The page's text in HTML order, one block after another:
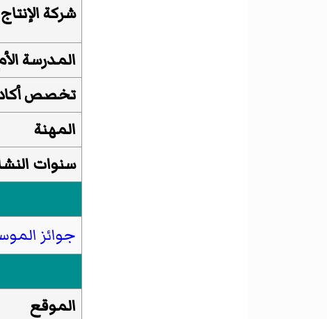
شركة الإنتاج
المدرسة
تخصص
المهنة
سنوات
جوائز
الموقع